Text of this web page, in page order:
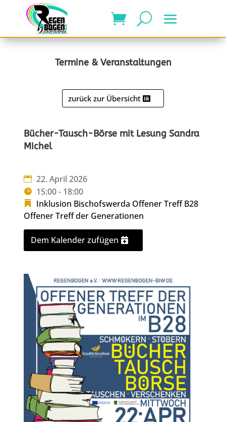
Termine & Veranstaltungen
zurück zur Übersicht
Bücher-Tausch-Börse mit Lesung Sandra
Michel
22. April 2026
15:00 - 18:00
Inklusion Bischofswerda Offener Treff B28
Offener Treff der Generationen
Dem Kalender zufügen